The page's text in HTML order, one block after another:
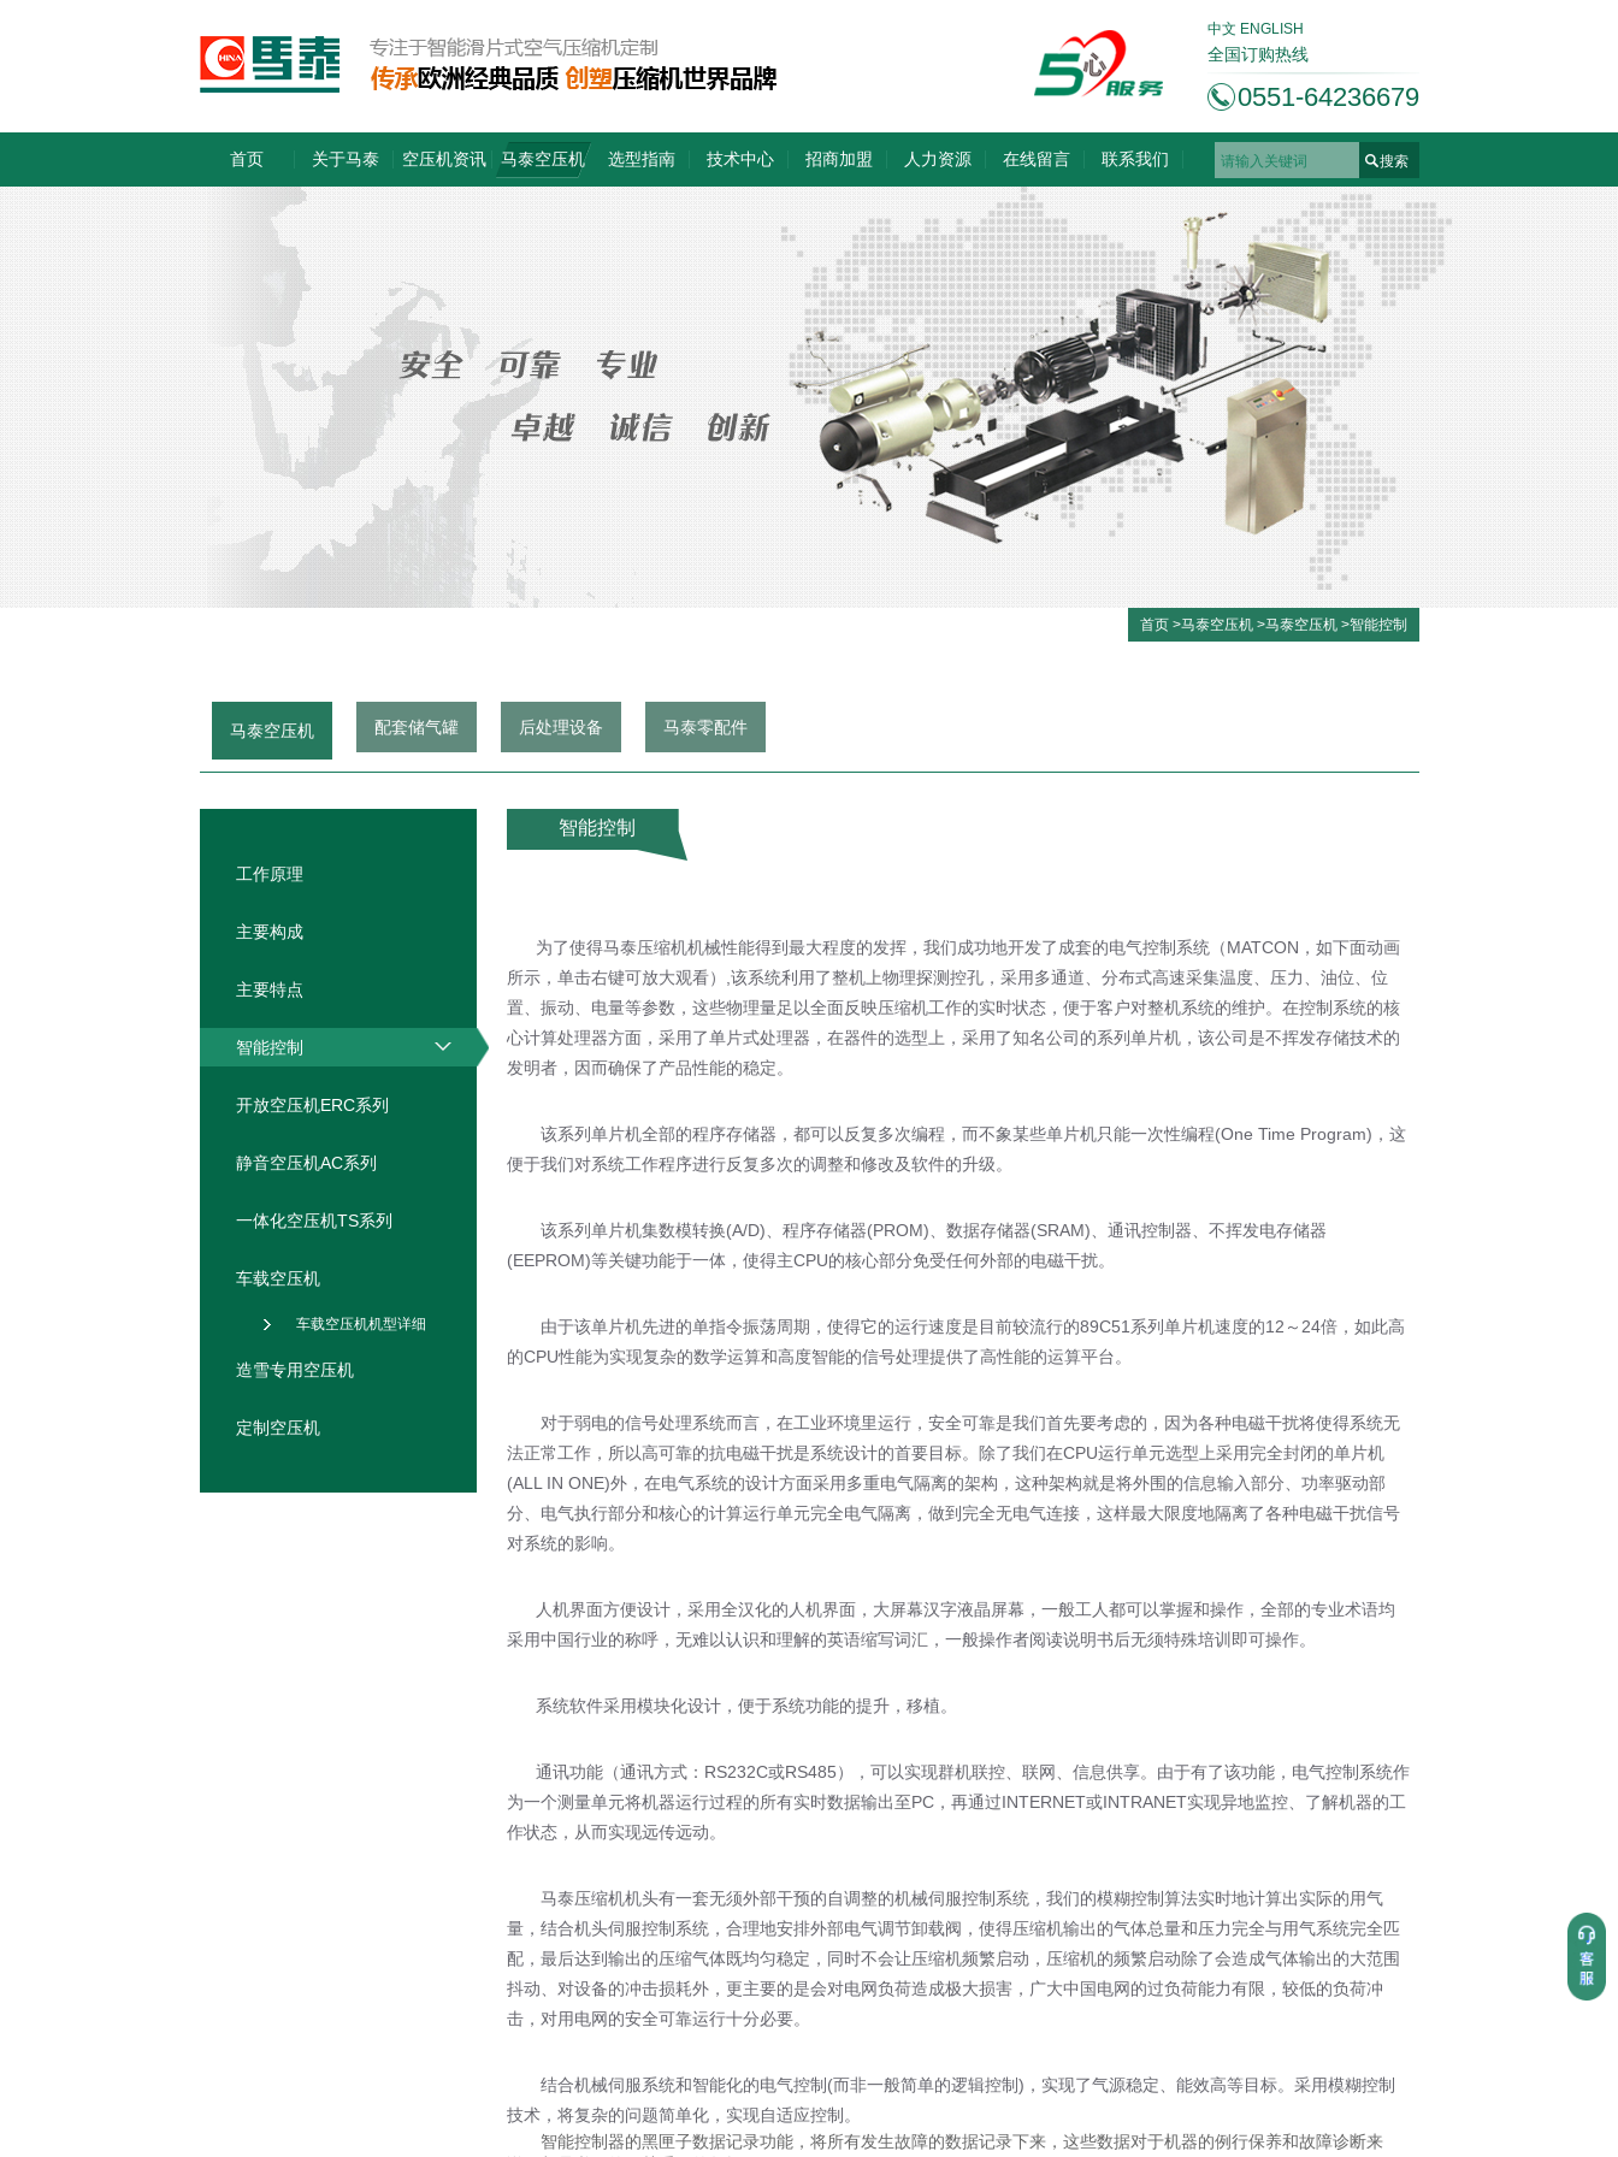
中文 ENGLISH
全国订购热线
0551-64236679
首页 关于马泰 空压机资讯 马泰空压机 选型指南 技术中心 招商加盟 人力资源 在线留言 联系我们
首页>马泰空压机>马泰空压机>智能控制
马泰空压机 配套储气罐 后处理设备 马泰零配件
工作原理
主要构成
主要特点
智能控制
开放空压机ERC系列
静音空压机AC系列
一体化空压机TS系列
车载空压机
车载空压机机型详细
造雪专用空压机
定制空压机
智能控制
为了使得马泰压缩机机械性能得到最大程度的发挥，我们成功地开发了成套的电气控制系统（MATCON，如下面动画
所示，单击右键可放大观看）,该系统利用了整机上物理探测控孔，采用多通道、分布式高速采集温度、压力、油位、位
置、振动、电量等参数，这些物理量足以全面反映压缩机工作的实时状态，便于客户对整机系统的维护。在控制系统的核
心计算处理器方面，采用了单片式处理器，在器件的选型上，采用了知名公司的系列单片机，该公司是不挥发存储技术的
发明者，因而确保了产品性能的稳定。
该系列单片机全部的程序存储器，都可以反复多次编程，而不象某些单片机只能一次性编程(One Time Program)，这
便于我们对系统工作程序进行反复多次的调整和修改及软件的升级。
该系列单片机集数模转换(A/D)、程序存储器(PROM)、数据存储器(SRAM)、通讯控制器、不挥发电存储器
(EEPROM)等关键功能于一体，使得主CPU的核心部分免受任何外部的电磁干扰。
由于该单片机先进的单指令振荡周期，使得它的运行速度是目前较流行的89C51系列单片机速度的12～24倍，如此高
的CPU性能为实现复杂的数学运算和高度智能的信号处理提供了高性能的运算平台。
对于弱电的信号处理系统而言，在工业环境里运行，安全可靠是我们首先要考虑的，因为各种电磁干扰将使得系统无
法正常工作，所以高可靠的抗电磁干扰是系统设计的首要目标。除了我们在CPU运行单元选型上采用完全封闭的单片机
(ALL IN ONE)外，在电气系统的设计方面采用多重电气隔离的架构，这种架构就是将外围的信息输入部分、功率驱动部
分、电气执行部分和核心的计算运行单元完全电气隔离，做到完全无电气连接，这样最大限度地隔离了各种电磁干扰信号
对系统的影响。
人机界面方便设计，采用全汉化的人机界面，大屏幕汉字液晶屏幕，一般工人都可以掌握和操作，全部的专业术语均
采用中国行业的称呼，无难以认识和理解的英语缩写词汇，一般操作者阅读说明书后无须特殊培训即可操作。
系统软件采用模块化设计，便于系统功能的提升，移植。
通讯功能（通讯方式：RS232C或RS485），可以实现群机联控、联网、信息供享。由于有了该功能，电气控制系统作
为一个测量单元将机器运行过程的所有实时数据输出至PC，再通过INTERNET或INTRANET实现异地监控、了解机器的工
作状态，从而实现远传远动。
马泰压缩机机头有一套无须外部干预的自调整的机械伺服控制系统，我们的模糊控制算法实时地计算出实际的用气
量，结合机头伺服控制系统，合理地安排外部电气调节卸载阀，使得压缩机输出的气体总量和压力完全与用气系统完全匹
配，最后达到输出的压缩气体既均匀稳定，同时不会让压缩机频繁启动，压缩机的频繁启动除了会造成气体输出的大范围
抖动、对设备的冲击损耗外，更主要的是会对电网负荷造成极大损害，广大中国电网的过负荷能力有限，较低的负荷冲
击，对用电网的安全可靠运行十分必要。
结合机械伺服系统和智能化的电气控制(而非一般简单的逻辑控制)，实现了气源稳定、能效高等目标。采用模糊控制
技术，将复杂的问题简单化，实现自适应控制。
智能控制器的黑匣子数据记录功能，将所有发生故障的数据记录下来，这些数据对于机器的例行保养和故障诊断来